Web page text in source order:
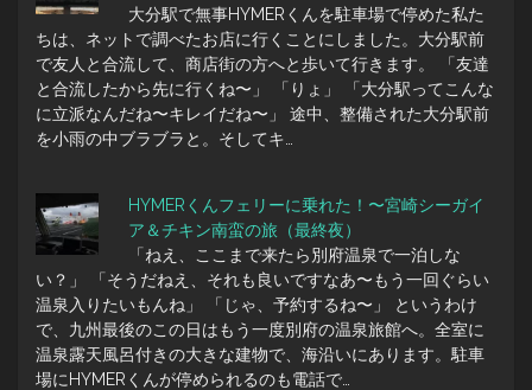
大分駅で無事HYMERくんを駐車場で停めた私た
ちは、ネットで調べたお店に行くことにしました。大分駅前
で友人と合流して、商店街の方へと歩いて行きます。 「友達
と合流したから先に行くね〜」 「りょ」 「大分駅ってこんな
に立派なんだね〜キレイだね〜」 途中、整備された大分駅前
を小雨の中ブラブラと。そしてキ…
HYMERくんフェリーに乗れた！〜宮崎シーガイ
ア＆チキン南蛮の旅（最終夜）
「ねえ、ここまで来たら別府温泉で一泊しな
い？」 「そうだねえ、それも良いですなあ〜もう一回ぐらい
温泉入りたいもんね」 「じゃ、予約するね〜」 というわけ
で、九州最後のこの日はもう一度別府の温泉旅館へ。全室に
温泉露天風呂付きの大きな建物で、海沿いにあります。駐車
場にHYMERくんが停められるのも電話で…